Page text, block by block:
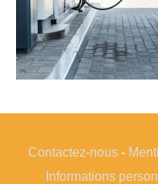
Contactez-nous-
Informations